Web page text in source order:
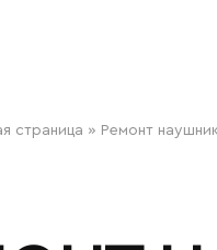
страница » Ремонт